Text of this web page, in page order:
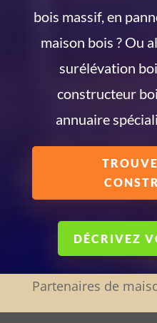
bois massif, en
maison bois ? Ou
surélévation
constructeur
annuaire
DÉCRIVEZ
Partenaires de